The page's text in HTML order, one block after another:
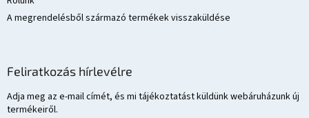
A megrendelésből származó termékek visszaküldése
Feliratkozás hírlevélre
Adja meg az e-mail címét, és mi tájékoztatást küldünk webáruházunk új
termékeiről.